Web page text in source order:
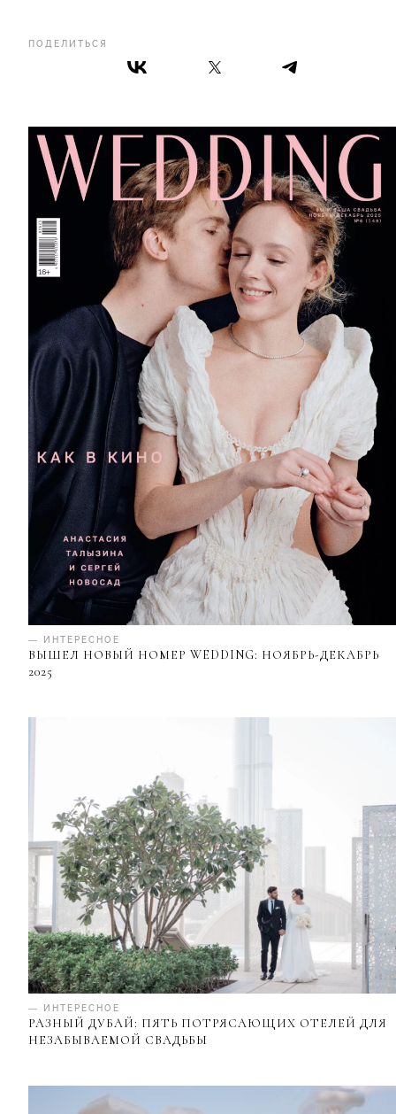
ПОДЕЛИТЬСЯ
— ИНТЕРЕСНОЕ
ВЫШЕЛ НОВЫЙ НОМЕР WEDDING: НОЯБРЬ-ДЕКАБРЬ
2025
— ИНТЕРЕСНОЕ
РАЗНЫЙ ДУБАЙ: ПЯТЬ ПОТРЯСАЮЩИХ ОТЕЛЕЙ ДЛЯ
НЕЗАБЫВАЕМОЙ СВАДЬБЫ